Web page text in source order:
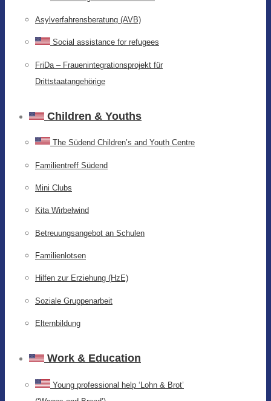
Asylverfahrensberatung (AVB)
Social assistance for refugees
FriDa – Frauenintegrationsprojekt für
Drittstaatangehörige
Children & Youths
The Südend Children’s and Youth Centre
Familientreff Südend
Mini Clubs
Kita Wirbelwind
Betreuungsangebot an Schulen
Familienlotsen
Hilfen zur Erziehung (HzE)
Soziale Gruppenarbeit
Elternbildung
Work & Education
Young professional help ‘Lohn & Brot’